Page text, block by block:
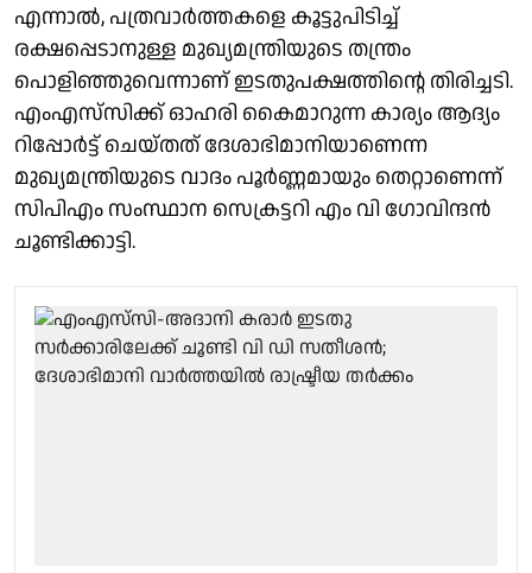
എന്നാൽ, പത്രവാർത്തകളെ കൂട്ടുപിടിച്ച്
രക്ഷപ്പെടാനുള്ള മുഖ്യമന്ത്രിയുടെ തന്ത്രം
പൊളിഞ്ഞുവെന്നാണ് ഇടതുപക്ഷത്തിന്റെ തിരിച്ചടി.
എംഎസ്‌സിക്ക് ഓഹരി കൈമാറുന്ന കാര്യം ആദ്യം
റിപ്പോർട്ട് ചെയ്തത് ദേശാഭിമാനിയാണെന്ന
മുഖ്യമന്ത്രിയുടെ വാദം പൂർണ്ണമായും തെറ്റാണെന്ന്
സിപിഎം സംസ്ഥാന സെക്രട്ടറി എം വി ഗോവിന്ദൻ
ചൂണ്ടിക്കാട്ടി.